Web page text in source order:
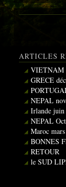
ARTICLES
VIETNAM
GRECE
NEPAL
Irlande juin
NEPAL
Maroc
BONNES
RETOUR
le SUD